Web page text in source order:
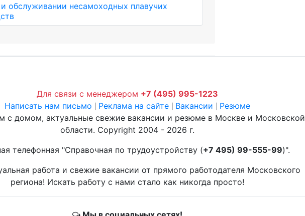
обслуживании несамоходных плавучих
Для связи с менеджером +7 (495) 995-1223
Написать нам письмо
Реклама на сайте Вакансии
Резюме
с домом, актуальные свежие вакансии и резюме в Москве и Московской
области. Copyright 2004 - 2026 г.
телефонная "Справочная по трудоустройству (+7 495) 99-555-99)".
работа и свежие вакансии от прямого работодателя Московского
региона! Искать работу с нами стало как никогда просто!